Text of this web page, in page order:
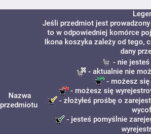
Nazwa
przedmiotu
Jeśli przedmiot jest
to w odpowiedniej komórce
Ikona koszyka zależy od tego,
dany
- nie
- aktualnie nie
- możesz się
- możesz się
- złożyłeś prośbę o
- jesteś pomyślnie